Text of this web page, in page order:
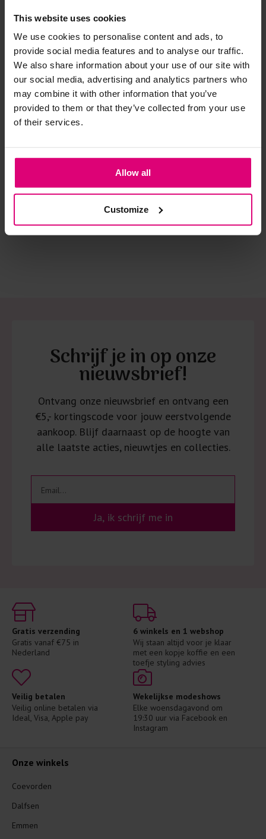
This website uses cookies
We use cookies to personalise content and ads, to
provide social media features and to analyse our traffic.
We also share information about your use of our site with
our social media, advertising and analytics partners who
may combine it with other information that you’ve
provided to them or that they’ve collected from your use
of their services.
Allow all
Customize
Strijkijzer/droogtrommel:
Kledingstukken met elastine zijn niet bestand tegen de hitte
van het strijkijzer en/of de droogtrommel. Ook in veel
spijkerbroeken is elastine (stretch) verwerkt en mogen dus
niet gestreken worden en/of in de droogtrommel.
Twijfels? Wij staan klaar voor advies op maat.
travel
€ 109.95
Helena Hart
€ 89.97
€ 179.95
Schrijf je in op onze
nieuwsbrief!
Ontvang onze nieuwsbrief en ontvang een
€5,- kortingscode voor jouw eerstvolgende
aankoop. Blijf daarnaast op de hoogte van
alle laatste acties, nieuwtjes en collecties.
Ja, ik schrijf me in
Gratis verzending
Gratis vanaf €75 in
Nederland
6 winkels en 1 webshop
Wij staan altijd voor je klaar
met een kopje koffie en een
toefje styling advies
Veilig betalen
Veilig online betalen via
Ideal, Visa, Apple pay
Wekelijkse modeshows
Elke woensdagavond om
19:30 uur via Facebook en
Instagram
Onze winkels
Coevorden
Dalfsen
Emmen